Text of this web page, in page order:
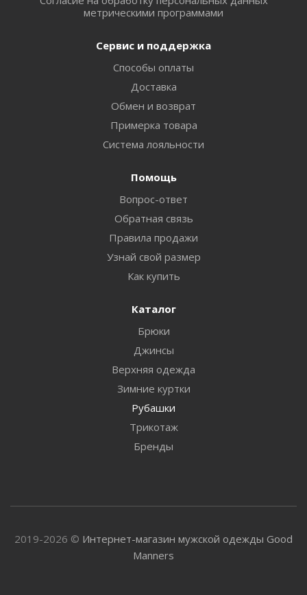
метрическими программами
Сервис и поддержка
Способы оплаты
Доставка
Обмен и возврат
Примерка товара
Система лояльности
Помощь
Вопрос-ответ
Обратная связь
Правила продажи
Узнай свой размер
Как купить
Каталог
Брюки
Джинсы
Верхняя одежда
Зимние куртки
Рубашки
Трикотаж
Бренды
2019-2026 © Интернет-магазин мужской одежды Good
Manners